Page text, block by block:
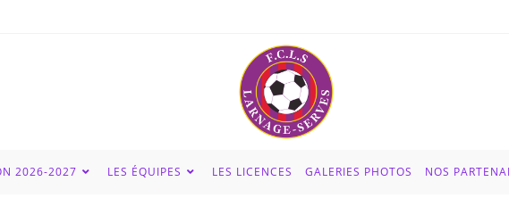
2026-2027 LES ÉQUIPES LES LICENCES GALERIES PHOTOS NOS